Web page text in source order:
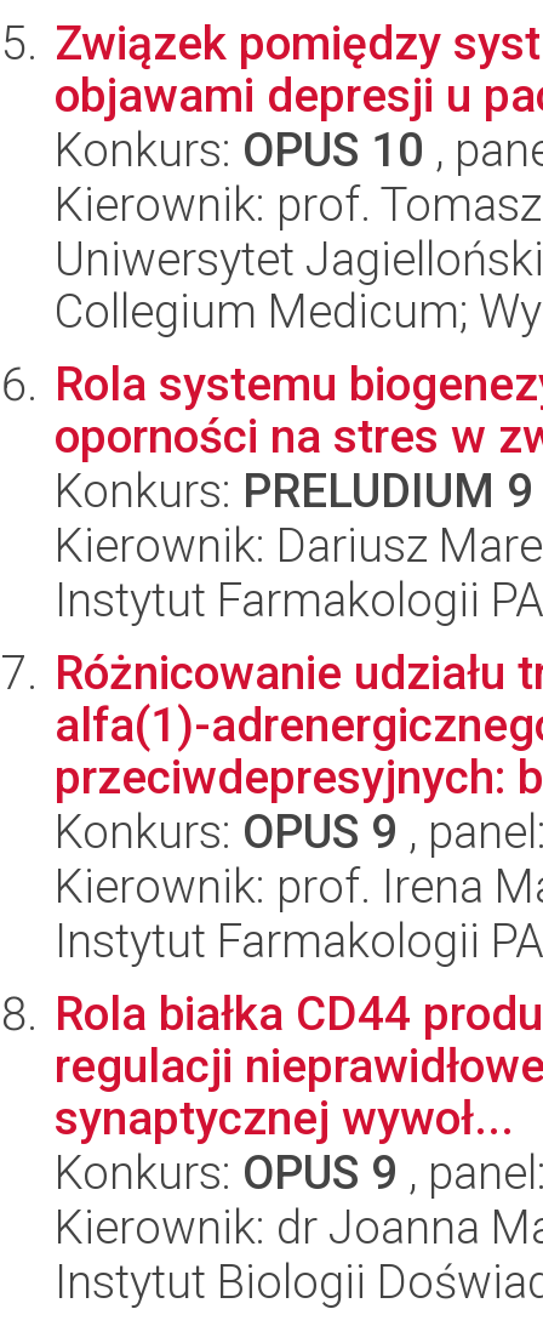
Związek pomiędzy
objawami depresji u
Konkurs: OPUS 10 ,
Kierownik: prof.
Uniwersytet
Collegium Medicum;
Rola systemu
oporności na stres w
Konkurs: PRELUDIUM 9
Kierownik: Dariusz
Instytut Farmakologii
Różnicowanie udziału
alfa(1)-
przeciwdepresyjnych:
Konkurs: OPUS 9 ,
Kierownik: prof. Irena
Instytut Farmakologii
Rola białka CD44
regulacji
synaptycznej wywoł...
Konkurs: OPUS 9 ,
Kierownik: dr Joanna
Instytut Biologii